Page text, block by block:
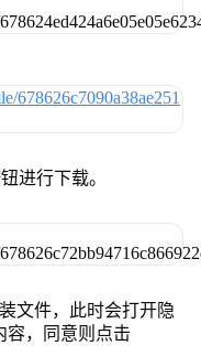
进行下载。
文件，此时会打开隐
容，同意则点击